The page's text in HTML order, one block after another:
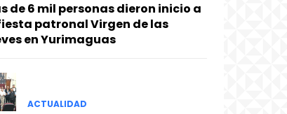
de 6 mil personas dieron inicio a
patronal Virgen de las
en Yurimaguas
ACTUALIDAD